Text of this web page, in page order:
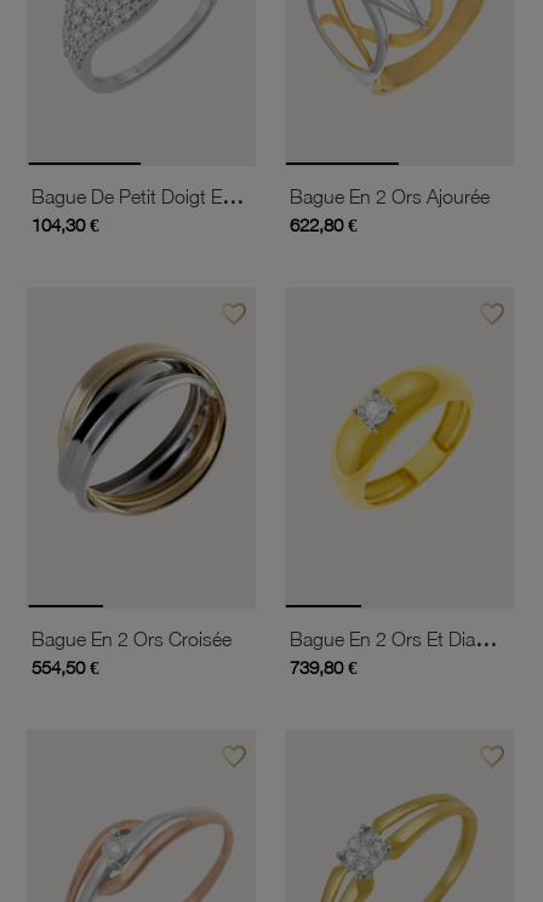
Bague De Petit Doigt En Or Jaune Et Argent Rhodié, Cordiérite Coeur Et Oxydes De Zirconium
104,30 €
Bague En 2 Ors Ajourée
622,80 €
favorite_borderAjouter à vos favoris
Bague En 2 Ors Croisée
554,50 €
favorite_borderAjouter
Bague En 2 Ors Et Diamant
739,80 €
favorite_borderAjouter à vos favoris favorite_borderAjouter